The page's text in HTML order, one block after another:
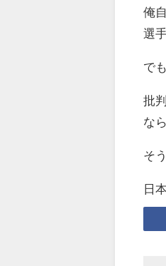
俺
選
で
批
な
そ
日